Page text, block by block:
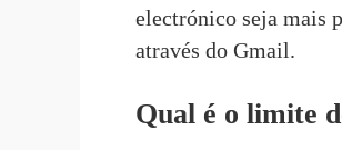
electrónico seja mais
através do Gmail.
Qual é o limite